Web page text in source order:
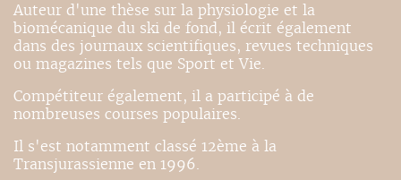
Auteur d'une thèse sur la physiologie et la
biomécanique du ski de fond, il écrit également
dans des journaux scientifiques, revues techniques
ou magazines tels que Sport et Vie.
Compétiteur également, il a participé à de
nombreuses courses populaires.
Il s'est notamment classé 12ème à la
Transjurassienne en 1996.